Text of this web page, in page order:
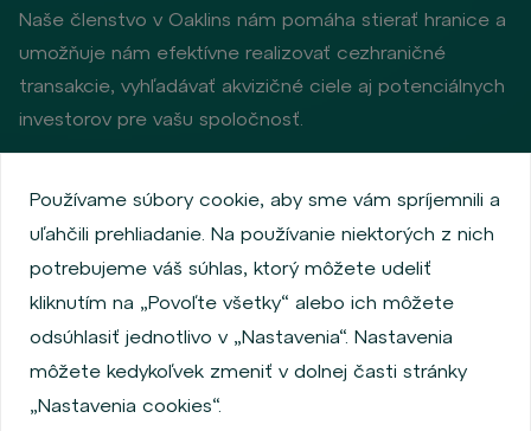
Naše členstvo v Oaklins nám pomáha stierať hranice a
umožňuje nám efektívne realizovať cezhraničné
transakcie, vyhľadávať akvizičné ciele aj potenciálnych
investorov pre vašu spoločnosť.
Zásady ochrany osobných údajov
Používanie súborov cookie
Informácie o emitentoch
Zamestnanecký akciový program
Povinne zverejňované informácie
Finančná výkonnosť
Regulation S, Rule 144a
MiFID Information
Disclaimer
Používame súbory cookie, aby sme vám spríjemnili a
uľahčili prehliadanie. Na používanie niektorých z nich
potrebujeme váš súhlas, ktorý môžete udeliť
kliknutím na „Povoľte všetky“ alebo ich môžete
odsúhlasiť jednotlivo v „Nastavenia“. Nastavenia
môžete kedykoľvek zmeniť v dolnej časti stránky
„Nastavenia cookies“.